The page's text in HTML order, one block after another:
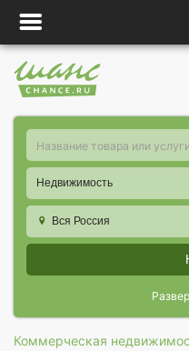
Недвижимость
Вся Россия
Коммерческая